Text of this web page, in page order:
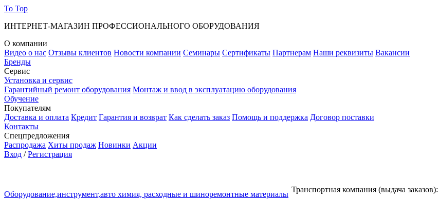
To Top
ИНТЕРНЕТ-МАГАЗИН ПРОФЕССИОНАЛЬНОГО ОБОРУДОВАНИЯ
О компании
Видео о нас Отзывы клиентов Новости компании Семинары Сертификаты Партнерам Наши реквизиты Вакансии
Бренды
Сервис
Установка и сервис
Гарантийный ремонт оборудования Монтаж и ввод в эксплуатацию оборудования
Обучение
Покупателям
Доставка и оплата Кредит Гарантия и возврат Как сделать заказ Помощь и поддержка Договор поставки
Контакты
Спецпредложения
Распродажа Хиты продаж Новинки Акции
Вход /Регистрация
Оборудование,инструмент,авто химия, расходные и шиноремонтные материалы
Транспортная компания (выдача заказов):